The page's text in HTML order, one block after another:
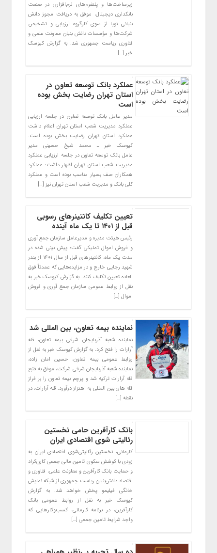
زیرساخت‌ها و پلتفرم‌های نرم‌افزاری در صنعت
بانکداری دیجیتال، موفق به دریافت مجوز دانش
بنیانی نوپا از سوی کارگروه ارزیابی و تشخیص
شرکت‌ها و مؤسسات دانش بنیان معاونت علمی و
فناوری ریاست جمهوری شد. به گزارش کیوسک
خبر […]
عملکرد بانک توسعه تعاون در
استان تهران رضایت بخش بوده
است
مدیر عامل بانک توسعه تعاون در جلسه ارزیابی
عملکرد مدیریت شعب استان تهران اعلام داشت
عملکرد استان تهران رضایت بخش بوده است.
کیوسک خبر ـ محمد شیخ حسینی مدیر
عامل بانک توسعه تعاون در جلسه ارزیابی عملکرد
مدیریت شعب استان تهران اظهار داشت: عملکرد
همکاران صف بسیار مناسب بوده است و عملکرد
کلی بانک و مدیریت شعب استان تهران نیز […]
تعیین تکلیف کانتینرهای رسوبی
قبل از ۱۴۰۱ تا یک ماه آینده
رئیس هیئت مدیره و مدیرعامل سازمان جمع آوری
و فروش اموال تملیکی گفت: پیش بینی شده در
مدت یک ماه، کانتینرهای قبل از سال ۱۴۰۱ از بندر
شهید رجایی خارج و در مزایده‌هایی که عمدتاً فوق
العاده تعیین تکلیف کنند. به گزارش کیوسک خبر به
نقل از روابط عمومی سازمان جمع آوری و فروش
اموال […]
نماینده بیمه تعاون، بین المللی شد
نماینده شعبه آذربایجان شرقی بیمه تعاون، قله
آرارات را فتح کرد. به گزارش کیوسک خبر به نقل از
روابط عمومی بیمه تعاون، حسین امان زاده،
نماینده شعبه آذربایجان شرقی شرکت، موفق به فتح
قله آرارات ترکیه شد و پرچم بیمه تعاون را بر فراز
قله های بین المللی به اهتزاز درآورد. قله آرارات، در
نقطه […]
بانک کارآفرین حامی نخستین
رئالیتی شوی اقتصادی ایران
کارمانی، نخستین رئالیتی‌شوی اقتصادی ایران به
زودی با کوشش سکوی تامین مالی جمعی کارن‌کراد
و حمایت بانک کارآفرین و معاونت علمی، فناوری و
اقتصاد دانش‌بنیان ریاست جمهوری ​​از شبکه نمایش
خانگی فیلیمو پخش خواهد شد. به گزارش
کیوسک خبر به نقل از روابط عمومی بانک
کارآفرین، در برنامه کارمانی، کسب‌وکارهایی که
واجد شرایط تامین جمعی […]